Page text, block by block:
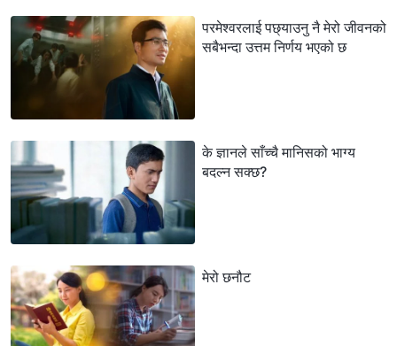
परमेश्‍वरलाई पछ्याउनु नै मेरो जीवनको
सबैभन्दा उत्तम निर्णय भएको छ
के ज्ञानले साँच्चै मानिसको भाग्य
बदल्न सक्छ?
मेरो छनौट